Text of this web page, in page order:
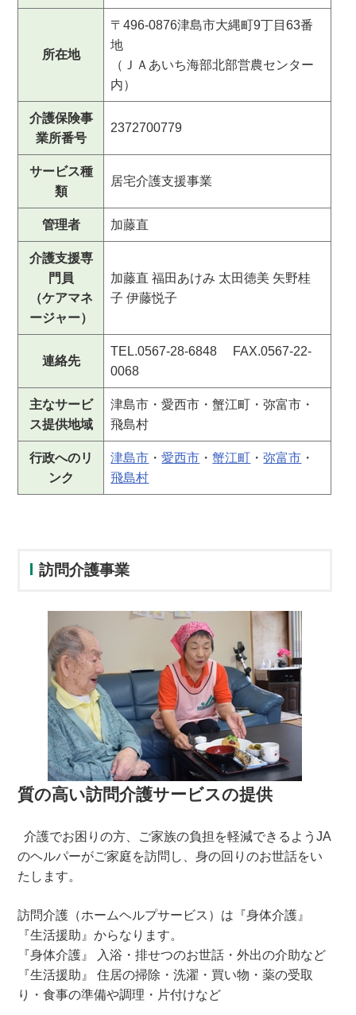
所在地
〒496-0876津島市大縄町9丁目63番
地
（ＪＡあいち海部北部営農センター
内）
介護保険事
業所番号
2372700779
サービス種
類
居宅介護支援事業
管理者 加藤直
介護支援専
門員
（ケアマネ
ージャー）
加藤直 福田あけみ 太田徳美 矢野桂
子 伊藤悦子
連絡先
TEL.0567-28-6848 FAX.0567-22-
0068
主なサービ
ス提供地域
津島市・愛西市・蟹江町・弥富市・
飛島村
行政へのリ
ンク
津島市 ・愛西市 ・蟹江町 ・弥富市 ・
飛島村
訪問介護事業
質の高い訪問介護サービスの提供
介護でお困りの方、ご家族の負担を軽減できるようJA
のヘルパーがご家庭を訪問し、身の回りのお世話をい
たします。
訪問介護（ホームヘルプサービス）は『身体介護』
『生活援助』からなります。
『身体介護』 入浴・排せつのお世話・外出の介助など
『生活援助』 住居の掃除・洗濯・買い物・薬の受取
り・食事の準備や調理・片付けなど